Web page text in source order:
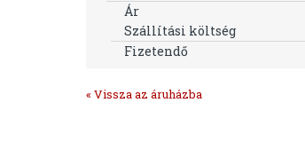
Ár
Szállítási költség
Fizetendő
« Vissza az áruházba